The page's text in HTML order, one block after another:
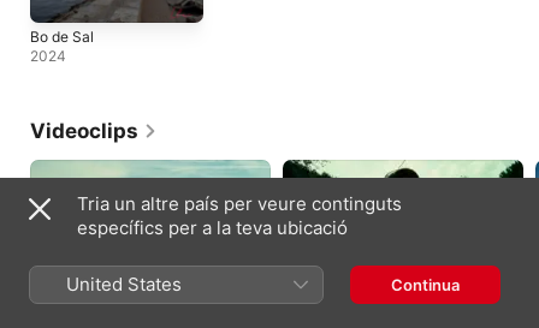
Bo de Sal
2024
Videoclips
REAL
TEMPESTA
Tria un altre país per veure continguts
específics per a la teva ubicació
United States Continua